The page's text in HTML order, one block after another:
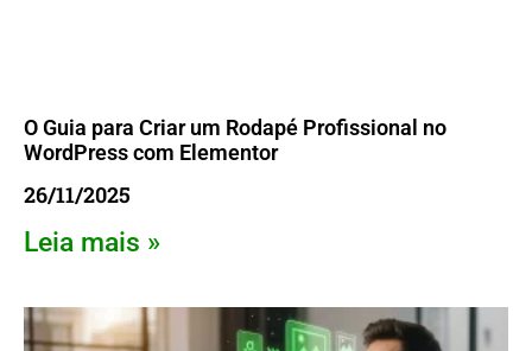
O Guia para Criar um Rodapé Profissional no
WordPress com Elementor
26/11/2025
Leia mais »